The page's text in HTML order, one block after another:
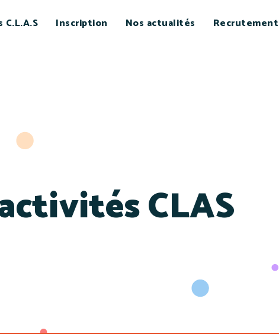
Inscription Nos actualités Recrutement
CLAS